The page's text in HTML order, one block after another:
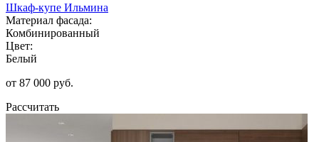
Шкаф-купе Ильмина
Материал фасада:
Комбинированный
Цвет:
Белый
от 87 000 руб.
Рассчитать